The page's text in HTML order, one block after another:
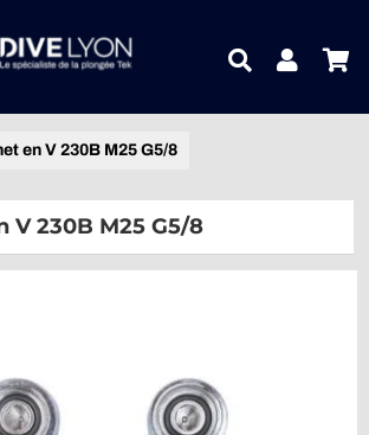
PRODUITS
en V 230B M25 G5/8
V 230B M25 G5/8